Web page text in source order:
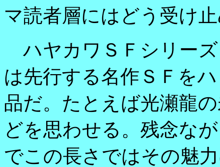
マ読者層にはどう受け
ハヤカワＳＦシリー
は先行する名作ＳＦを
品だ。たとえば光瀬龍
どを思わせる。残念な
でこの長さではその魅